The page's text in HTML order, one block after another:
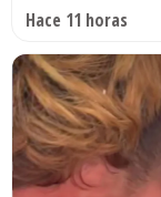
Hace 11 horas